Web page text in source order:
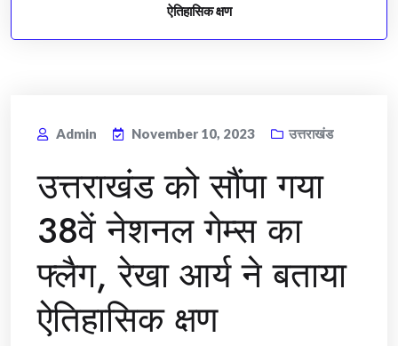
ऐतिहासिक क्षण
Admin November 10, 2023 उत्तराखंड
उत्तराखंड को सौंपा गया
38वें नेशनल गेम्स का
फ्लैग, रेखा आर्य ने बताया
ऐतिहासिक क्षण